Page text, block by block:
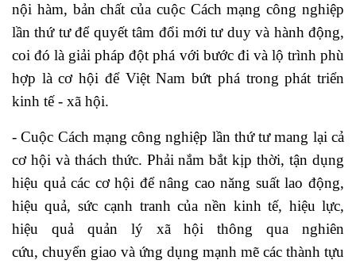
nội hàm, bản chất của cuộc Cách mạng công nghiệp
lần thứ tư để quyết tâm đổi mới tư duy và hành động,
coi đó là giải pháp đột phá với bước đi và lộ trình phù
hợp là cơ hội để Việt Nam bứt phá trong phát triển
kinh tế - xã hội.
- Cuộc Cách mạng công nghiệp lần thứ tư mang lại cả
cơ hội và thách thức. Phải nắm bắt kịp thời, tận dụng
hiệu quả các cơ hội để nâng cao năng suất lao động,
hiệu quả, sức cạnh tranh của nền kinh tế, hiệu lực,
hiệu quả quản lý xã hội thông qua nghiên
cứu, chuyển giao và ứng dụng mạnh mẽ các thành tựu